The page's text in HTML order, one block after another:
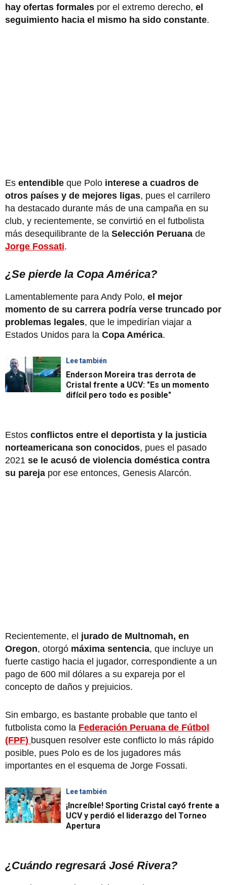
hay ofertas formales por el extremo derecho, el
seguimiento hacia el mismo ha sido constante.
Es entendible que Polo interese a cuadros de
otros países y de mejores ligas, pues el carrilero
ha destacado durante más de una campaña en su
club, y recientemente, se convirtió en el futbolista
más desequilibrante de la Selección Peruana de
Jorge Fossati.
¿Se pierde la Copa América?
Lamentablemente para Andy Polo, el mejor
momento de su carrera podría verse truncado por
problemas legales, que le impedirían viajar a
Estados Unidos para la Copa América.
Lee también
Enderson Moreira tras derrota de
Cristal frente a UCV: "Es un momento
difícil pero todo es posible"
Estos conflictos entre el deportista y la justicia
norteamericana son conocidos, pues el pasado
2021 se le acusó de violencia doméstica contra
su pareja por ese entonces, Genesis Alarcón.
Recientemente, el jurado de Multnomah, en
Oregon, otorgó máxima sentencia, que incluye un
fuerte castigo hacia el jugador, correspondiente a un
pago de 600 mil dólares a su expareja por el
concepto de daños y prejuicios.
Sin embargo, es bastante probable que tanto el
futbolista como la Federación Peruana de Fútbol
(FPF) busquen resolver este conflicto lo más rápido
posible, pues Polo es de los jugadores más
importantes en el esquema de Jorge Fossati.
Lee también
¡Increíble! Sporting Cristal cayó frente a
UCV y perdió el liderazgo del Torneo
Apertura
¿Cuándo regresará José Rivera?